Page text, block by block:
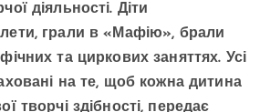
діяльності. Діти
грали в «Мафію», брали
та циркових заняттях. Усі
на те, щоб кожна дитина
творчі здібності, передає